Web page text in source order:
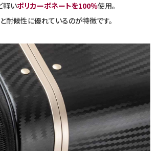
軽いポリカーボネートを100％使用。
耐候性に優れているのが特徴です。